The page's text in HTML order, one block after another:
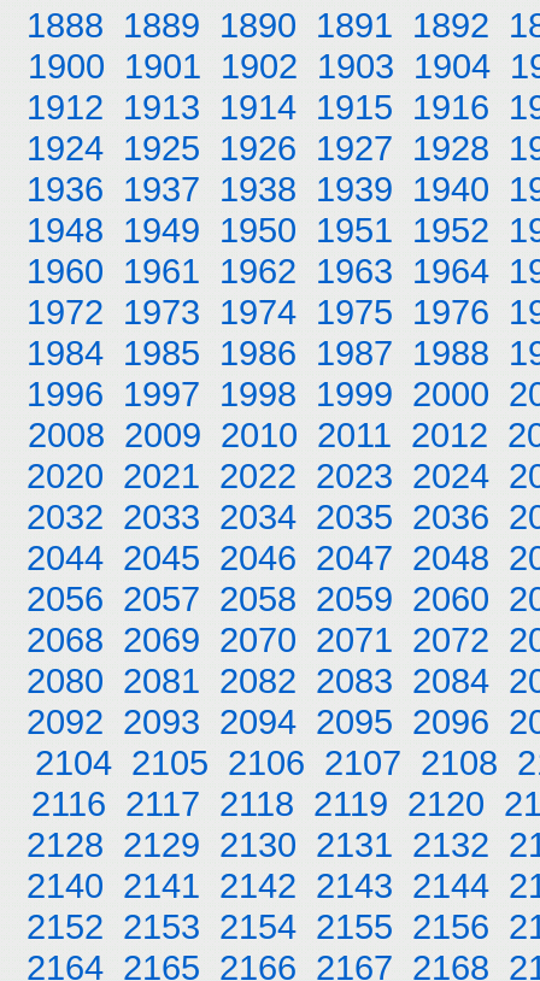
1888 1889 1890 1891 1892
1900 1901 1902 1903 1904
1912 1913 1914 1915 1916
1924 1925 1926 1927 1928
1936 1937 1938 1939 1940
1948 1949 1950 1951 1952
1960 1961 1962 1963 1964
1972 1973 1974 1975 1976
1984 1985 1986 1987 1988
1996 1997 1998 1999 2000
2008 2009 2010 2011 2012
2020 2021 2022 2023 2024
2032 2033 2034 2035 2036
2044 2045 2046 2047 2048
2056 2057 2058 2059 2060
2068 2069 2070 2071 2072
2080 2081 2082 2083 2084
2092 2093 2094 2095 2096
2104 2105 2106 2107 2108
2116 2117 2118 2119 2120
2128 2129 2130 2131 2132
2140 2141 2142 2143 2144
2152 2153 2154 2155 2156
2164 2165 2166 2167 2168